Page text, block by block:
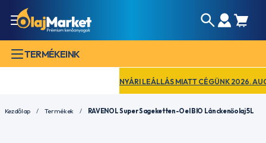
TERMÉKEINK
NYÁRI LEÁLLÁS MIATT CÉGÜNK 2026.
Kezdőlap Termékek RAVENOL Super Sageketten-Oel BIO Lánckenőolaj 5L